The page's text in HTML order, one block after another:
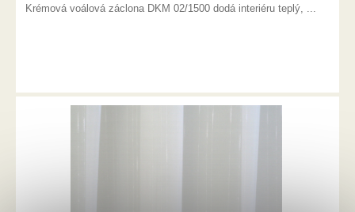
Krémová voálová záclona DKM 02/1500 dodá interiéru teplý, ...